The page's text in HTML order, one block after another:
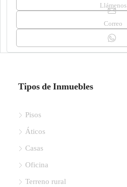
Llámenos
Correo
Tipos de Inmuebles
Pisos
Áticos
Casas
Oficina
Terreno rural